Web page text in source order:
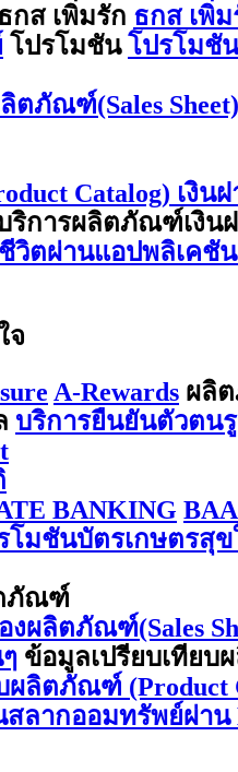
กส เพิ่มรัก ธกส เพิ่ม
โปรโมชัน โปรโมชั
ภัณฑ์(Sales
Catalog) เงิน
ริการผลิตภัณฑ์เงิน
ตผ่านแอปพลิเคชั
จ
A-Rewards ผลิ
บริการยืนยันตัวตน
BANKING
โมชันบัตรเกษตรสุข
ภัณฑ์
ผลิตภัณฑ์(Sales
ข้อมูลเปรียบเทีย
ผลิตภัณฑ์ (Product
ลากออมทรัพย์ผ่าน